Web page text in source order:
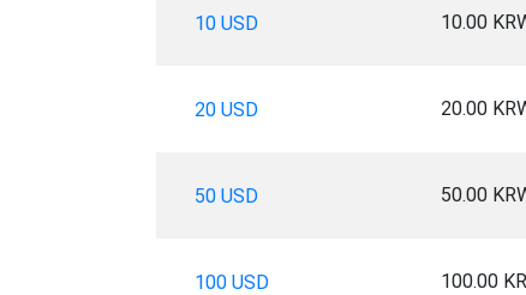
10 USD 10.00
20 USD 20.00
50 USD 50.00
100 USD 100.00